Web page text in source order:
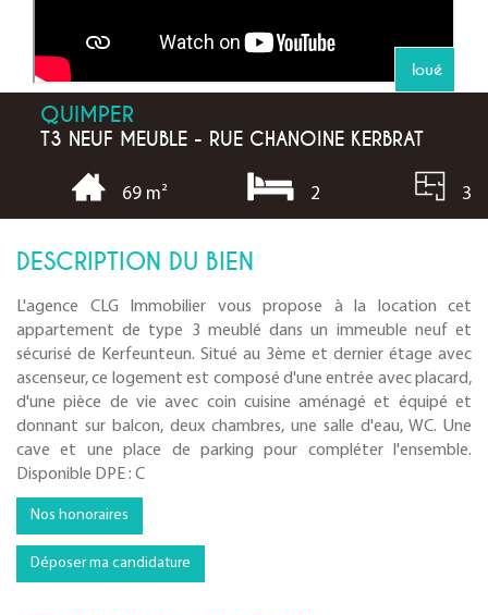
loué
QUIMPER
T3 NEUF MEUBLE - RUE CHANOINE KERBRAT
69 m² 2 3
DESCRIPTION DU BIEN
L'agence CLG Immobilier vous propose à la location cet
appartement de type 3 meublé dans un immeuble neuf et
sécurisé de Kerfeunteun. Situé au 3ème et dernier étage avec
ascenseur, ce logement est composé d'une entrée avec placard,
d'une pièce de vie avec coin cuisine aménagé et équipé et
donnant sur balcon, deux chambres, une salle d'eau, WC. Une
cave et une place de parking pour compléter l'ensemble.
Disponible DPE : C
Nos honoraires
Déposer ma candidature